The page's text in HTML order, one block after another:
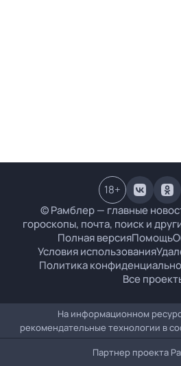
© Рамблер — главные
гороскопы, почта, поиск и
Полная версияПомощь
Условия использования
Политика
Все
18+
На информационном
рекомендательные технологии в
Партнер проекта